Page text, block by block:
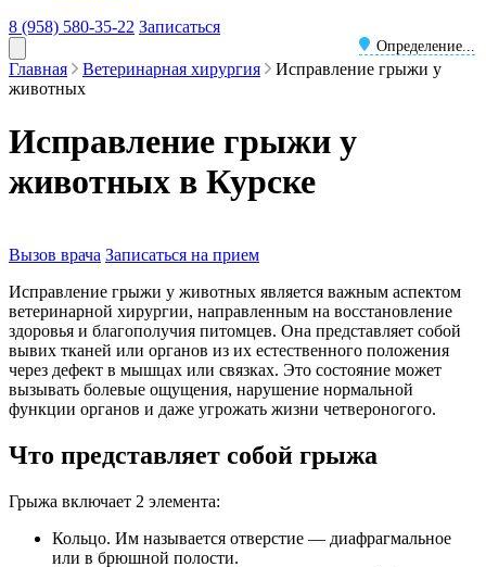
8 (958) 580-35-22
Определение...
Записаться
Главная Ветеринарная хирургия
Исправление грыжи у
животных
Исправление грыжи у
животных в Курске
Вызов врача Записаться на прием
Исправление грыжи у животных является важным аспектом
ветеринарной хирургии, направленным на восстановление
здоровья и благополучия питомцев. Она представляет собой
вывих тканей или органов из их естественного положения
через дефект в мышцах или связках. Это состояние может
вызывать болевые ощущения, нарушение нормальной
функции органов и даже угрожать жизни четвероногого.
Что представляет собой грыжа
Грыжа включает 2 элемента:
Кольцо. Им называется отверстие — диафрагмальное
или в брюшной полости.